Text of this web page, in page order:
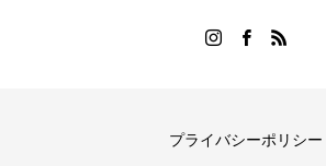
プライバシーポリシー